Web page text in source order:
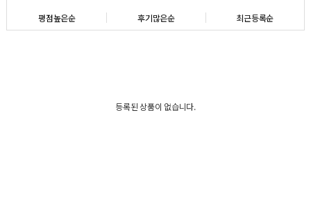
평점높은순 후기많은순 최근등록순
등록된 상품이 없습니다.